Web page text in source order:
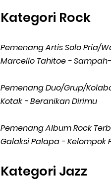
Kategori Rock
Pemenang Artis Solo Pria/
Marcello Tahitoe -
Pemenang Duo/Grup/
Kotak - Beranikan Dirimu
Pemenang Album Rock
Galaksi Palapa - Kelompok
Kategori Jazz